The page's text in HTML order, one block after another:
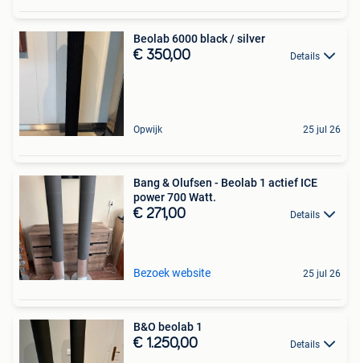
Beolab 6000 black / silver
€ 350,00 Details
Opwijk 25 jul 26
Bang & Olufsen - Beolab 1 actief ICE
power 700 Watt.
€ 271,00 Details
Bezoek website 25 jul 26
B&O beolab 1
€ 1.250,00 Details